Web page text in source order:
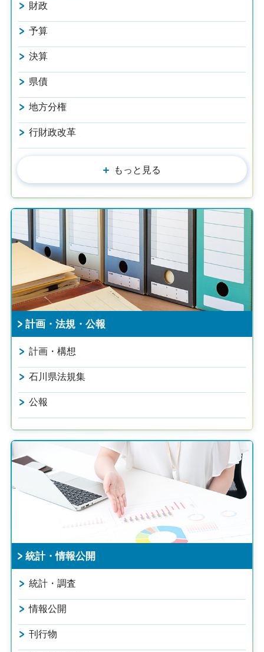
財政
予算
決算
県債
地方分権
行財政改革
もっと見る
計画・法規・公報
計画・構想
石川県法規集
公報
統計・情報公開
統計・調査
情報公開
刊行物